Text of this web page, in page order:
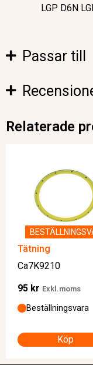
LGP D6N
Passar till
Relaterade
Tätning
Ca7K9210
95 kr Exkl.moms
Beställningsvara
Köp